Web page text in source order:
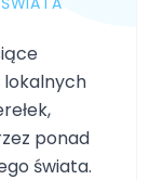
lokalnych
ponad
świata.